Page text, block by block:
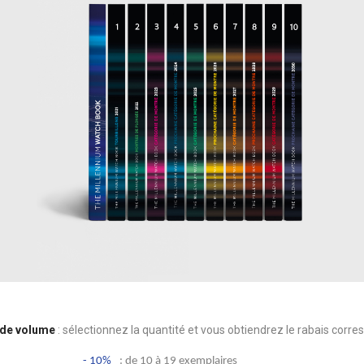
volume : sélectionnez la quantité et vous obtiendrez le rabais
- 10%
: de 10 à 19 exemplaires